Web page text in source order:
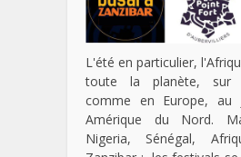
L'été en particulier,
toute la planète, sur
comme en Europe, au
Amérique du Nord.
Nigeria, Sénégal,